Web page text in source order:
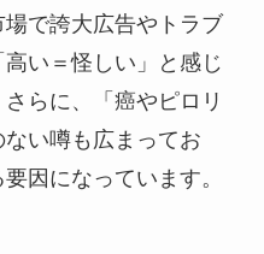
で誇大広告やトラブ
い＝怪しい」と感じ
らに、「癌やピロリ
い噂も広まってお
因になっています。